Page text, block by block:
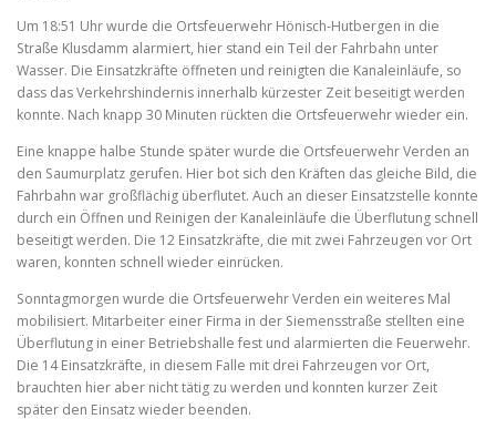
Um 18:51 Uhr wurde die Ortsfeuerwehr Hönisch-Hutbergen in die
Straße Klusdamm alarmiert, hier stand ein Teil der Fahrbahn unter
Wasser. Die Einsatzkräfte öffneten und reinigten die Kanaleinläufe, so
dass das Verkehrshindernis innerhalb kürzester Zeit beseitigt werden
konnte. Nach knapp 30 Minuten rückten die Ortsfeuerwehr wieder ein.
Eine knappe halbe Stunde später wurde die Ortsfeuerwehr Verden an
den Saumurplatz gerufen. Hier bot sich den Kräften das gleiche Bild, die
Fahrbahn war großflächig überflutet. Auch an dieser Einsatzstelle konnte
durch ein Öffnen und Reinigen der Kanaleinläufe die Überflutung schnell
beseitigt werden. Die 12 Einsatzkräfte, die mit zwei Fahrzeugen vor Ort
waren, konnten schnell wieder einrücken.
Sonntagmorgen wurde die Ortsfeuerwehr Verden ein weiteres Mal
mobilisiert. Mitarbeiter einer Firma in der Siemensstraße stellten eine
Überflutung in einer Betriebshalle fest und alarmierten die Feuerwehr.
Die 14 Einsatzkräfte, in diesem Falle mit drei Fahrzeugen vor Ort,
brauchten hier aber nicht tätig zu werden und konnten kurzer Zeit
später den Einsatz wieder beenden.